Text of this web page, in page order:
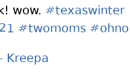
wow. #texaswinter
#twomoms #ohno
Kreepa